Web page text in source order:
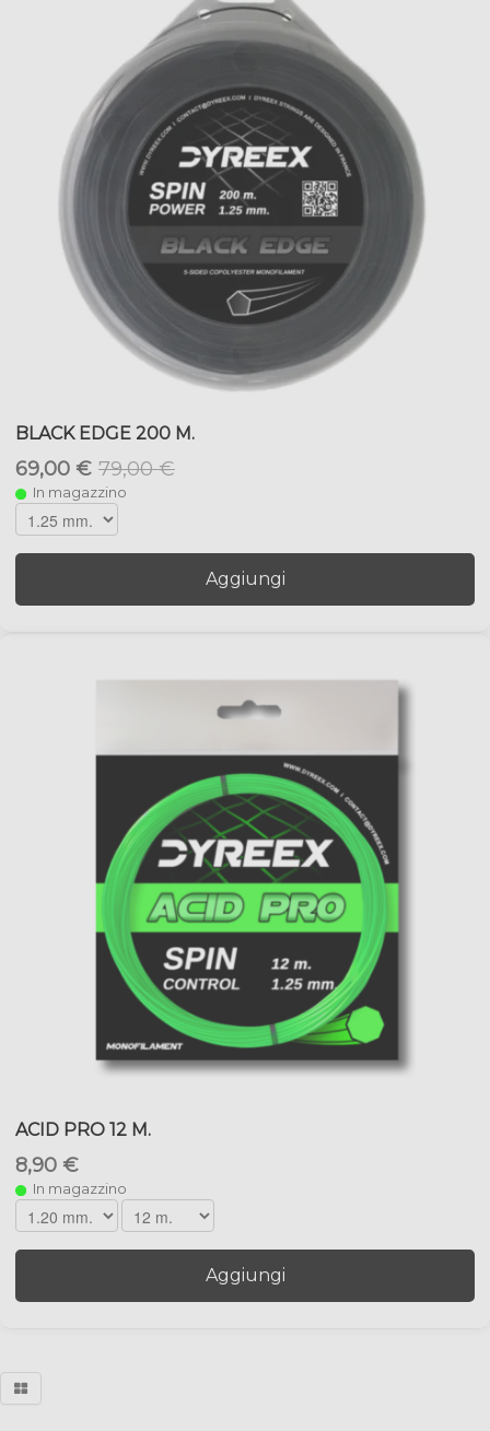
BLACK EDGE 200 M.
69,00 € 79,00 €
In magazzino
Aggiungi
ACID PRO 12 M.
8,90 €
In magazzino
Aggiungi